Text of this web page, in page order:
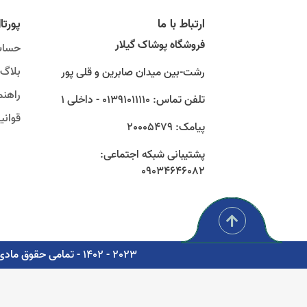
ارتباط با ما
فروشگاه پوشاک گیلار
رشت-بین میدان صابرین و قلی پور
تلفن تماس: 01391011110 - داخلی 1
پیامک: 20005479
پشتیبانی شبکه اجتماعی:
09034646082
بلاگ
2023 - 1402 - تمامی حقوق مادی و معنوی برای شرکت پوشاک سبز گستر گیلار محفوظ است. - مشاوره، پشتیبانی و طراحی اتوماسیون دیجیتال: